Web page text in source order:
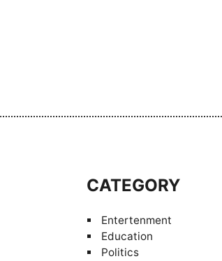
CATEGORY
Entertenment
Education
Politics